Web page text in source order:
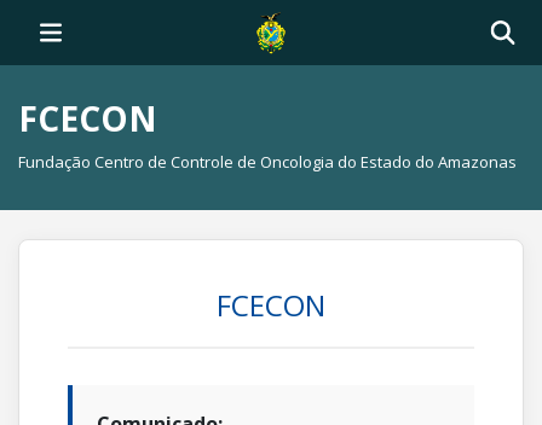
FCECON
Fundação Centro de Controle de Oncologia do Estado do Amazonas
FCECON